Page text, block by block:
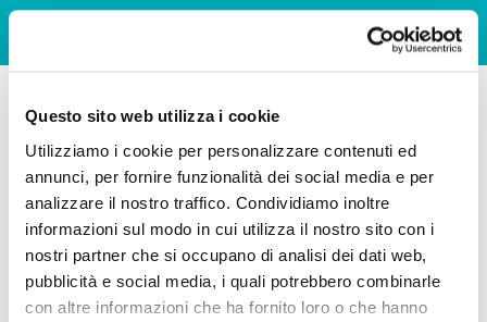
Questo sito web utilizza i cookie
Utilizziamo i cookie per personalizzare contenuti ed
annunci, per fornire funzionalità dei social media e per
analizzare il nostro traffico. Condividiamo inoltre
informazioni sul modo in cui utilizza il nostro sito con i
nostri partner che si occupano di analisi dei dati web,
pubblicità e social media, i quali potrebbero combinarle
con altre informazioni che ha fornito loro o che hanno